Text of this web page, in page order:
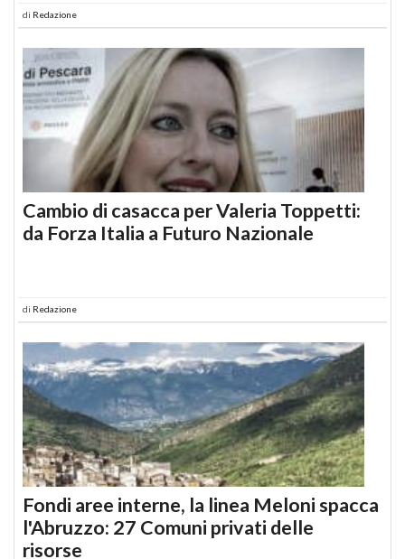
di Redazione
Cambio di casacca per Valeria Toppetti:
da Forza Italia a Futuro Nazionale
di Redazione
Fondi aree interne, la linea Meloni spacca
l'Abruzzo: 27 Comuni privati delle
risorse